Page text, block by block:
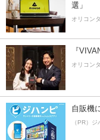
選」
オリコン
『
オリコン
自販機
（PR）